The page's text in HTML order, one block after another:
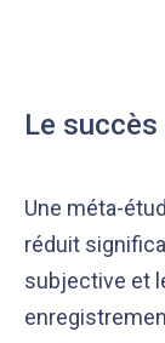
Le
Une méta-
réduit
subjective et